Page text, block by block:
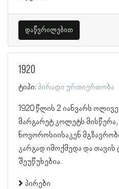
დაწვრილებით
1920
ტიპი: პირადი ურთიერთობა
1920 წლის 2 იანვარს
მარგარეტ კოლეტს
ნოვოროსიისაკენ
კარგად იმოქმედა და
შეუწუხებია.
პირები